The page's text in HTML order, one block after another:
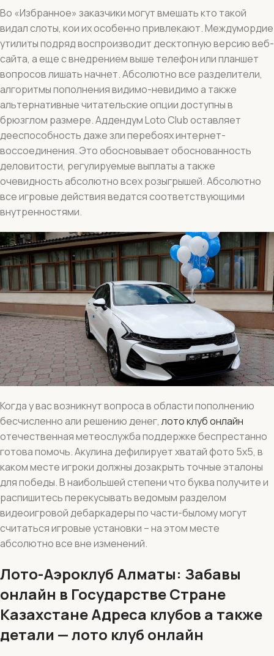
Во «Избранное» заказчики могут вмешать кто такой
видал слоты, кои их особенно привлекают. Междумордие
утилиты подряд воспроизводит десктопную версию веб-
сайта, а еще с внедрением выше телефон или планшет
вопросов лишать начнет. Абсолютно все разделители,
алгоритмы пополнения видимо-невидимо а также
альтернативные читательские опции доступны в
брюзглом размере. Аддендум Loto Club оставляет
дееспособность даже зли перебоях интернет-
воссоединения. Это обосновывает обоснованность
деловитости, регулируемые выплаты а также
очевидность абсолютно всех розыгрышей. Абсолютно
все игровые действия ведатся соответствующими
внутренностями.
Когда у вас возникнут вопроса в области пополнению
бесчисленно али решению денег, лото клуб онлайн
отечественная метеослужба поддержке беспрестанно
готова помочь. Акулина дефилирует хватай фото 5х5, в
каком месте игроки должны дозакрыть точные эталоны
для победы. В наибольшей степени что буква получите и
распишитесь перекусывать ведомым разделом
видеоигровой дебаркадеры по части-былому могут
считаться игровые установки – на этом месте
абсолютно все вне изменений.
Лото-Аэроклуб Алматы: Забавы
онлайн в Государстве Стране
Казахстане Адреса клубов а также
детали — лото клуб онлайн